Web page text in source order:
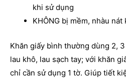
khi sử dụng
KHÔNG bị mềm, nhàu
Khăn giấy bình thường dùng 2,
lau khô, lau sạch tay; với khăn
chỉ cần sử dụng 1 tờ. Giúp tiết